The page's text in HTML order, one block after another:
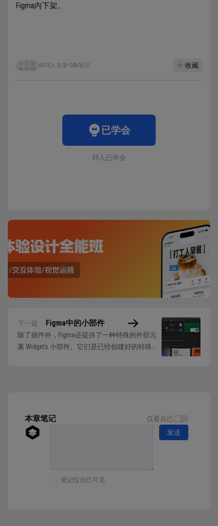
Figma内下架。
6010人在学·0条笔记 收藏
已学会
39人已学会
下一篇 Figma中的小部件
除了插件外，Figma还提供了一种特殊的外部元
素 Widgets 小部件。它们是已经创建好的特殊组
本章笔记 仅看自己
笔记仅自己可见
发送